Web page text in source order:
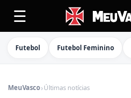
☰
Futebol Futebol Feminino
MeuVasco›Últimas notícias